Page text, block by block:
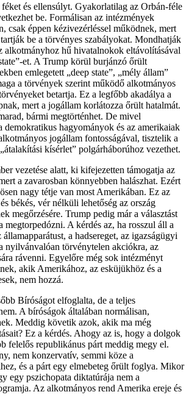
és ellensúlyt. Gyakorlatilag az Orbán-féle
be. Formálisan az intézmények
csak éppen kézivezérléssel működnek, mert
be a törvényes szabályokat. Mondhatják
alkotmányhoz hű hivatalnokok eltávolításával
et. A Trump körül burjánzó őrült
emlegetett „deep state”, „mély állam”
a törvények szerint működő alkotmányos
betartja. Ez a legfőbb akadálya a
mert a jogállam korlátozza őrült hatalmát.
bármi megtörténhet. De mivel
demokratikus hagyományok és az amerikaiak
jogállam fontosságával, tisztelik a
kísérlet” polgárháborúhoz vezethet.
vezetése alatt, ki kifejezetten támogatja az
a zavarosban könnyebben halászhat. Ezért
nagy tétje van most Amerikában. Ez az
békés, vér nélküli lehetőség az ország
megőrzésére. Trump pedig már a választást
megtorpedózni. A kérdés az, ha rosszul áll a
a hadsereget, az igazságügyi
nyilvánvalóan törvénytelen akciókra, az
rávenni. Egyelőre még sok intézményt
akik Amerikához, az esküjükhöz és a
nem hozzá.
Bíróságot elfoglalta, de a teljes
A bíróságok általában normálisan,
Meddig követik azok, akik ma még
Ez a kérdés. Ahogy az is, hogy a dolgok
felelős republikánus párt meddig megy el.
nem konzervatív, semmi köze a
és a párt egy elmebeteg őrült foglya. Mikor
egy pszichopata diktatúrája nem a
Az alkotmányos rend Amerika ereje és